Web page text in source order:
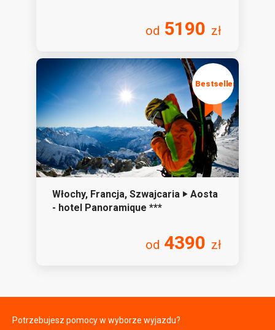
od 5190 zł
Włochy, Francja, Szwajcaria ‣ Aosta
- hotel Panoramique ***
od 4390 zł
Potrzebujesz pomocy w wyborze wyjazdu?